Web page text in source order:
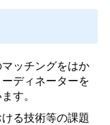
ッチングをはか
ディネーターを
す。
る技術等の課題